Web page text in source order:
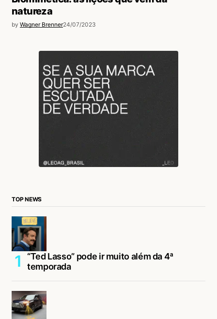
natureza
by Wagner Brenner24/07/2023
TOP NEWS
“Ted Lasso” pode ir muito além da 4ª
temporada